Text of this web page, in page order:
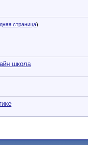
страница)
школа